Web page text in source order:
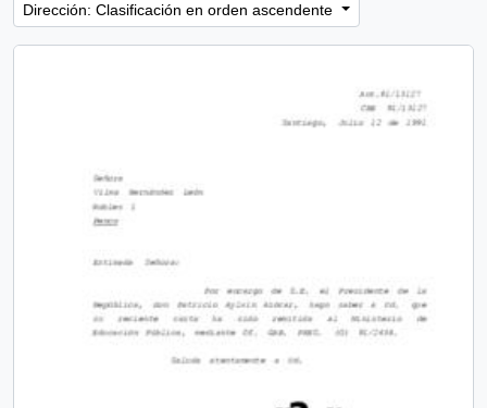
Dirección: Clasificación en orden ascendente